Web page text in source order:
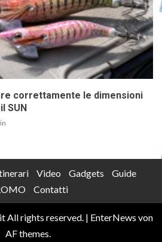
correttamente le dimensioni
SUN
Video Gadgets
Guide
Contatti
All rights reserved. | EnterNews von
AF themes.